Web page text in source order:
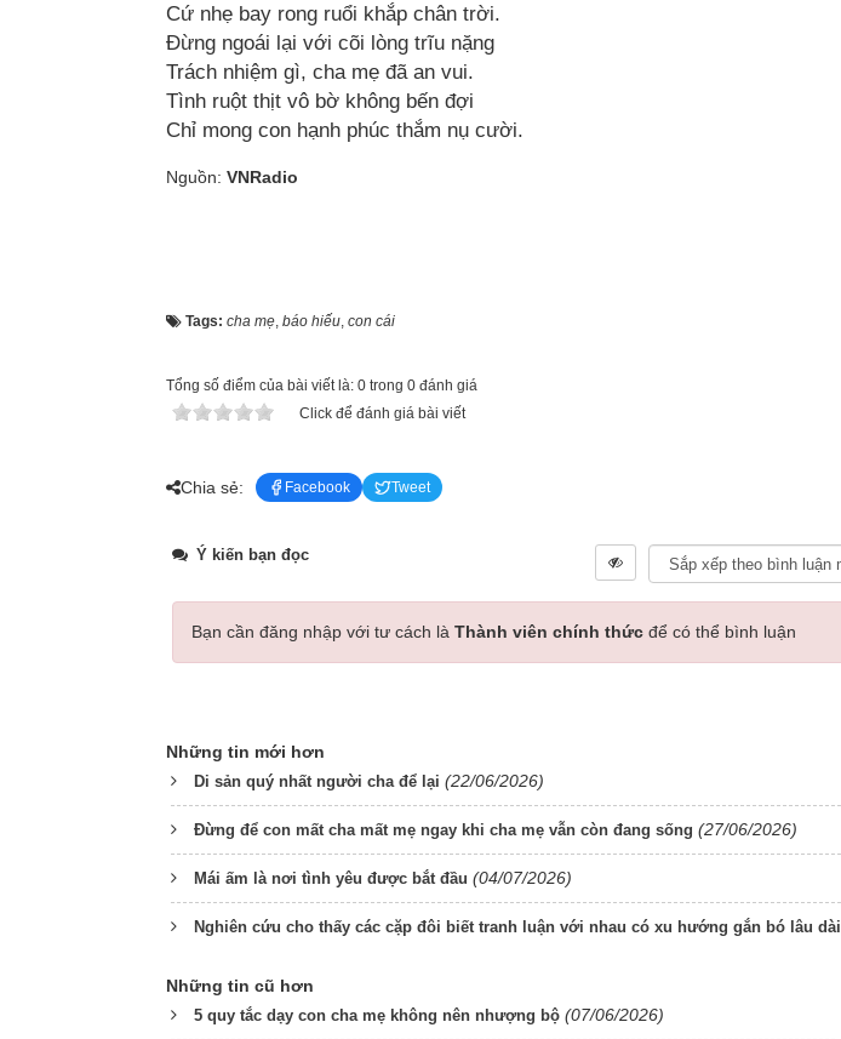
Cứ nhẹ bay rong ruổi khắp chân trời.
Đừng ngoái lại với cõi lòng trĩu nặng
Trách nhiệm gì, cha mẹ đã an vui.
Tình ruột thịt vô bờ không bến đợi
Chỉ mong con hạnh phúc thắm nụ cười.
Nguồn: VNRadio
Tags: cha mẹ, báo hiếu, con cái
Tổng số điểm của bài viết là: 0 trong 0 đánh giá
Click để đánh giá bài viết
Chia sẻ: Facebook Tweet
Ý kiến bạn đọc
Bạn cần đăng nhập với tư cách là Thành viên chính thức để có thể bình luận
Những tin mới hơn
Di sản quý nhất người cha để lại (22/06/2026)
Đừng để con mất cha mất mẹ ngay khi cha mẹ vẫn còn đang sống (27/06/2026)
Mái ấm là nơi tình yêu được bắt đầu (04/07/2026)
Nghiên cứu cho thấy các cặp đôi biết tranh luận với nhau có xu hướng gắn bó lâu dài
Những tin cũ hơn
5 quy tắc dạy con cha mẹ không nên nhượng bộ (07/06/2026)